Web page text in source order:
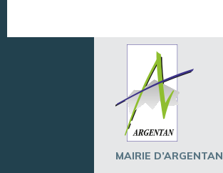
MAIRIE D’ARGENTAN